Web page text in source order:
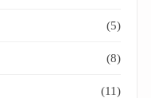
(5)
(8)
(11)